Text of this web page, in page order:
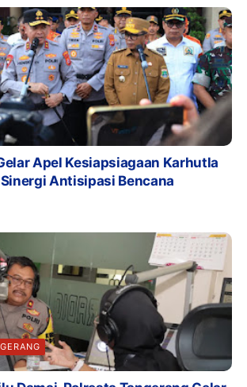
Apel Kesiapsiagaan Karhutla
Antisipasi Bencana